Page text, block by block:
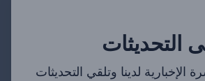
التحديثات
الإخبارية لدينا وتلقي التحديثات